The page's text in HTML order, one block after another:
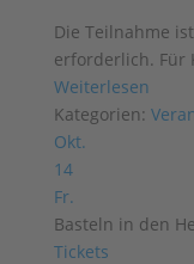
Die Teilnahme
erforderlich. Für
Weiterlesen
Kategorien:
Okt.
14
Fr.
Basteln in den
Tickets